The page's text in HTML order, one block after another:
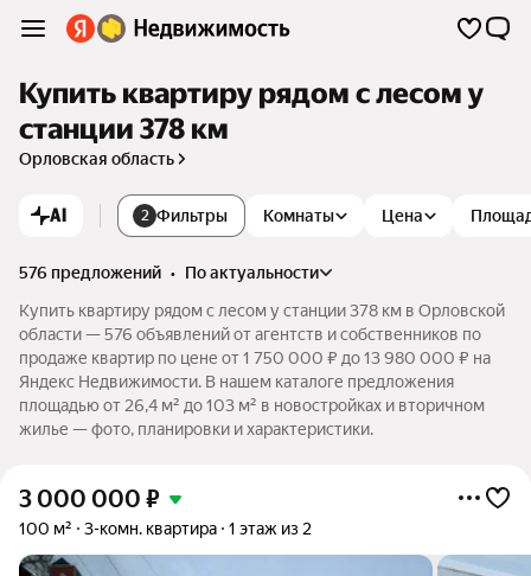
Купить квартиру рядом с лесом у
станции 378 км
Орловская область
AI 2 Фильтры Комнаты Цена
576 предложений •
по актуальности
Купить квартиру рядом с лесом у станции 378 км в Орловской
области — 576 объявлений от агентств и собственников по
продаже квартир по цене от 1 750 000 ₽ до 13 980 000 ₽ на
Яндекс Недвижимости. В нашем каталоге предложения
площадью от 26,4 м² до 103 м² в новостройках и вторичном
жилье — фото, планировки и характеристики.
3 000 000 ₽
100 м² 3-комн. квартира 1 этаж из 2